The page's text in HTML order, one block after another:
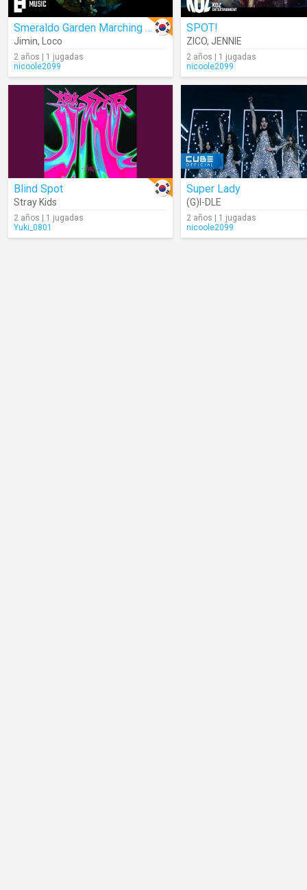
Smeraldo Garden Marching Band
Jimin, Loco
2 años | 1 jugadas
nicoole2099
SPOT!
ZICO, JENNIE
2 años | 1 jugadas
nicoole2099
Blind Spot
Stray Kids
2 años | 1 jugadas
Yuki_0801
Super Lady
(G)I-DLE
2 años | 1 jugadas
nicoole2099